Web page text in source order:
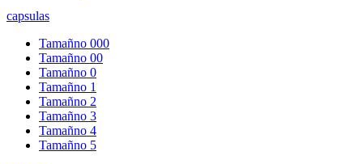
capsulas
Tamañno 000
Tamañno 00
Tamañno 0
Tamañno 1
Tamañno 2
Tamañno 3
Tamañno 4
Tamañno 5